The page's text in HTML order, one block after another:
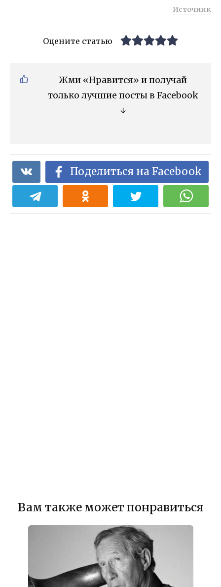
Источник
Оцените статью
Жми «Нравится» и получай
только лучшие посты в Facebook
↓
Поделиться на Facebook
Вам также может понравиться